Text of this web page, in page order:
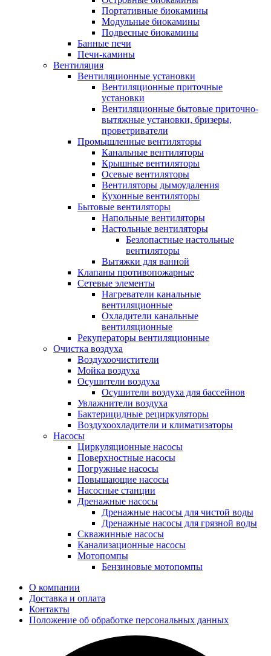
Портативные биокамины
Модульные биокамины
Подвесные биокамины
Банные печи
Печи-камины
Вентиляция
Вентиляционные установки
Вентиляционные приточные
установки
Вентиляционные бытовые приточно-
вытяжные установки, бризеры,
проветриватели
Промышленные вентиляторы
Канальные вентиляторы
Крышные вентиляторы
Осевые вентиляторы
Вентиляторы дымоудаления
Кухонные вентиляторы
Бытовые вентиляторы
Напольные вентиляторы
Настольные вентиляторы
Безлопастные настольные
вентиляторы
Вытяжки для ванной
Клапаны противопожарные
Сетевые элементы
Нагреватели канальные
вентиляционные
Охладители канальные
вентиляционные
Рекуператоры вентиляционные
Очистка воздуха
Воздухоочистители
Мойка воздуха
Осушители воздуха
Осушители воздуха для бассейнов
Увлажнители воздуха
Бактерицидные рециркуляторы
Воздухоохладители и климатизаторы
Насосы
Циркуляционные насосы
Поверхностные насосы
Погружные насосы
Повышающие насосы
Насосные станции
Дренажные насосы
Дренажные насосы для чистой воды
Дренажные насосы для грязной воды
Скважинные насосы
Канализационные насосы
Мотопомпы
Бензиновые мотопомпы
О компании
Доставка и оплата
Контакты
Положение об обработке персональных данных